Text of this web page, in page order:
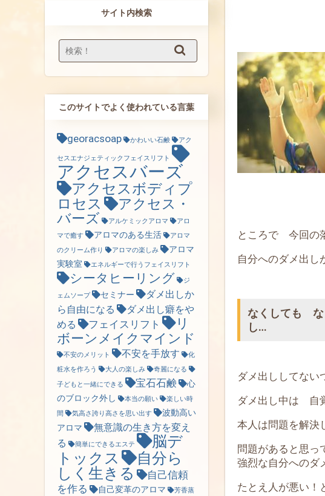
ところで 今回の
自分へのダメ出し
なくしても な
し…
ダメ出ししてない
ダメ出し中は 自
本人は問題を解決
問題があると思っ
強烈な自分へのダ
たとえ人が悪い！
サイト内検索
このサイトでよく使われている言葉
georacsoap かわいい石鹸 アク
セスエナジェティックフェイスリフト
アクセスバーズ
アクセスボディプ
ロセス
アクセス・
バーズ
アルケミックアロマ
アロ
マで癒す
アロマのある生活
アロマ
のクリーム作り
アロマの楽しみ
アロマ
実験室
エネルギーで行うフェイスリフト
シータヒーリング
ジ
ェムソープ
セミナー
ダメ出しか
ら自由になる
ダメ出し癖をや
める
フェイスリフト
リ
ボーンメイクマインド
不安のメリット 不安を手放す
化
粧水を作ろう
大人の楽しみ
奇麗になる
子どもと一緒にできる
宝石石鹸
心
のブロック外し
本当の願い
楽しい時
間
気高さ誇り高さを思い出す
波動高い
アロマ
無意識の生き方を変え
る
簡単にできるエステ
脳デ
トックス
自分ら
しく生きる
自己信頼
を作る
自己変革のアロマ
芳香蒸